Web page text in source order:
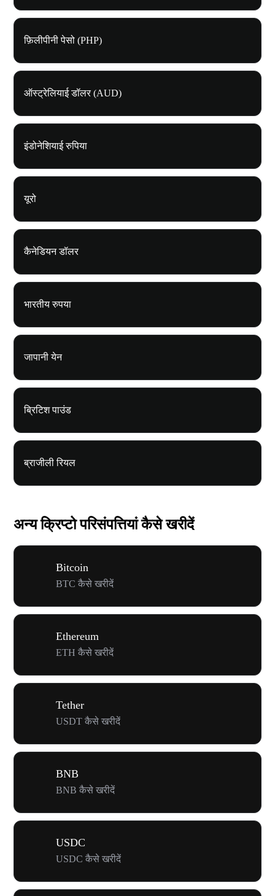
फ़िलीपीनी पेसो (PHP)
ऑस्ट्रेलियाई डॉलर (AUD)
इंडोनेशियाई रुपिया
यूरो
कैनेडियन डॉलर
भारतीय रुपया
जापानी येन
ब्रिटिश पाउंड
ब्राजीली रियल
अन्य क्रिप्टो परिसंपत्तियां कैसे खरीदें
Bitcoin
BTC कैसे खरीदें
Ethereum
ETH कैसे खरीदें
Tether
USDT कैसे खरीदें
BNB
BNB कैसे खरीदें
USDC
USDC कैसे खरीदें